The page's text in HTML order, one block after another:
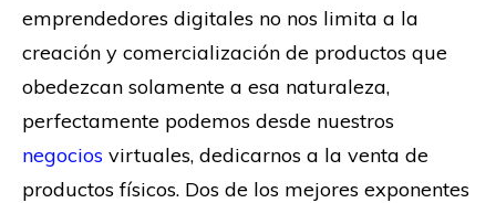
emprendedores digitales no nos limita a la
creación y comercialización de productos que
obedezcan solamente a esa naturaleza,
perfectamente podemos desde nuestros
negocios virtuales, dedicarnos a la venta de
productos físicos. Dos de los mejores exponentes